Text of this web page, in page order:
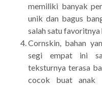
memiliki banyak
unik dan bagus
salah satu
Cornskin, bahan
segi empat ini
teksturnya terasa
cocok buat anak